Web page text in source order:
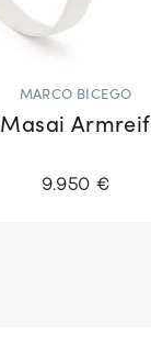
MARCO BICEGO
Masai Armreif
9.950 €